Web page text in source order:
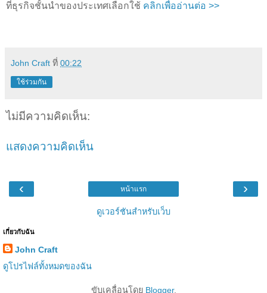
ที่ธุรกิจชั้นนำของประเทศเลือกใช้ คลิกเพื่ออ่านต่อ >>
John Craft ที่ 00:22
ใช้ร่วมกัน
ไม่มีความคิดเห็น:
แสดงความคิดเห็น
‹ ›
หน้าแรก
ดูเวอร์ชันสำหรับเว็บ
เกี่ยวกับฉัน
John Craft
ดูโปรไฟล์ทั้งหมดของฉัน
ขับเคลื่อนโดย Blogger.